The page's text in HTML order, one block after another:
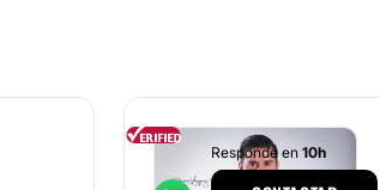
Responde en 10h